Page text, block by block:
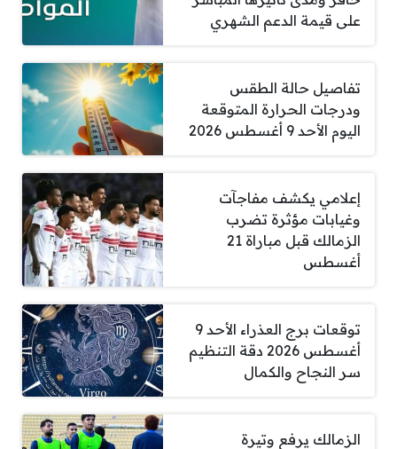
على قيمة الدعم الشهري
تفاصيل حالة الطقس
ودرجات الحرارة المتوقعة
اليوم الأحد 9 أغسطس 2026
إعلامي يكشف مفاجآت
وغيابات مؤثرة تضرب
الزمالك قبل مباراة 21
أغسطس
توقعات برج العذراء الأحد 9
أغسطس 2026 دقة التنظيم
سر النجاح والكمال
الزمالك يرفع وتيرة